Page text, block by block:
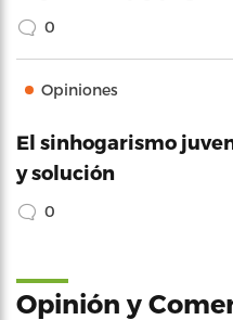
0
Opiniones
El sinhogarismo
y solución
0
Opinión y